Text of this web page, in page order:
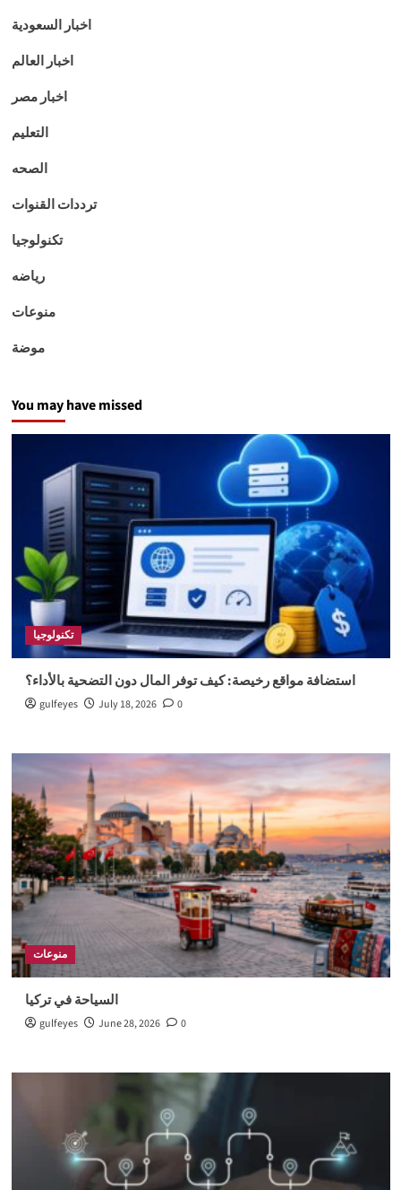
اخبار السعودية
اخبار العالم
اخبار مصر
التعليم
الصحه
ترددات القنوات
تكنولوجيا
رياضه
منوعات
موضة
You may have missed
تكنولوجيا
استضافة مواقع رخيصة: كيف توفر المال دون التضحية بالأداء؟
gulfeyes July 18, 2026 0
منوعات
السياحة في تركيا
gulfeyes June 28, 2026 0